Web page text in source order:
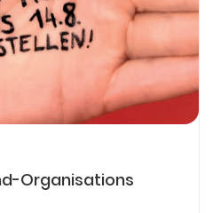
Organisations